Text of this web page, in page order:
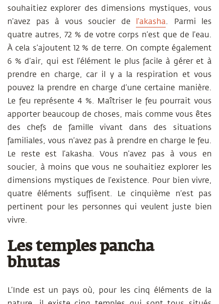
souhaitiez explorer des dimensions mystiques, vous
n’avez pas à vous soucier de
l’akasha. Parmi les
quatre autres, 72 % de votre corps n’est que de l’eau.
À cela s’ajoutent 12 % de terre. On compte également
6 % d’air, qui est l’élément le plus facile à gérer et à
prendre en charge, car il y a la respiration et vous
pouvez la prendre en charge d’une certaine manière.
Le feu représente 4 %. Maîtriser le feu pourrait vous
apporter beaucoup de choses, mais comme vous êtes
des chefs de famille vivant dans des situations
familiales, vous n’avez pas à prendre en charge le feu.
Le reste est l’akasha. Vous n’avez pas à vous en
soucier, à moins que vous ne souhaitiez explorer les
dimensions mystiques de l’existence. Pour bien vivre,
quatre éléments suffisent. Le cinquième n’est pas
pertinent pour les personnes qui veulent juste bien
vivre.
Les temples pancha
bhutas
L’Inde est un pays où, pour les cinq éléments de la